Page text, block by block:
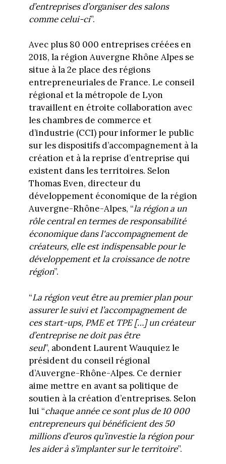
d’entreprises d’organiser des salons
comme celui-ci”.
Avec plus 80 000 entreprises créées en
2018, la région Auvergne Rhône Alpes se
situe à la 2e place des régions
entrepreneuriales de France. Le conseil
régional et la métropole de Lyon
travaillent en étroite collaboration avec
les chambres de commerce et
d’industrie (CCI) pour informer le public
sur les dispositifs d’accompagnement à la
création et à la reprise d’entreprise qui
existent dans les territoires. Selon
Thomas Even, directeur du
développement économique de la région
Auvergne-Rhône-Alpes, “la région a un
rôle central en termes de responsabilité
économique dans l'accompagnement de
créateurs, elle est indispensable pour le
développement et la croissance de notre
région”.
“La région veut être au premier plan pour
assurer le suivi et l’accompagnement de
ces start-ups, PME et TPE […] un créateur
d’entreprise ne doit pas être
seul”, abondent Laurent Wauquiez le
président du conseil régional
d’Auvergne-Rhône-Alpes. Ce dernier
aime mettre en avant sa politique de
soutien à la création d’entreprises. Selon
lui “chaque année ce sont plus de 10 000
entrepreneurs qui bénéficient des 50
millions d’euros qu’investie la région pour
les aider à s’implanter sur le territoire”.